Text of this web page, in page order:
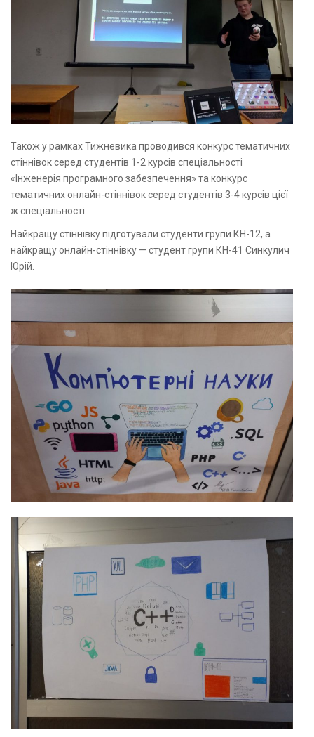
Також у рамках Тижневика проводився конкурс тематичних
стіннівок серед студентів 1-2 курсів спеціальності
«Інженерія програмного забезпечення» та конкурс
тематичних онлайн-стіннівок серед студентів 3-4 курсів цієї
ж спеціальності.
Найкращу стіннівку підготували студенти групи КН-12, а
найкращу онлайн-стіннівку — студент групи КН-41 Синкулич
Юрій.